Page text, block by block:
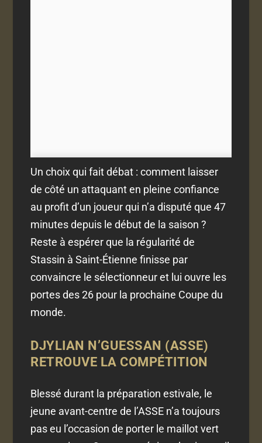
Un choix qui fait débat : comment laisser
de côté un attaquant en pleine confiance
au profit d’un joueur qui n’a disputé que 47
minutes depuis le début de la saison ?
Reste à espérer que la régularité de
Stassin à Saint-Étienne finisse par
convaincre le sélectionneur et lui ouvre les
portes des 26 pour la prochaine Coupe du
monde.
DJYLIAN N’GUESSAN (ASSE)
RETROUVE LA COMPÉTITION
Blessé durant la préparation estivale, le
jeune avant-centre de l’ASSE n’a toujours
pas eu l’occasion de porter le maillot vert